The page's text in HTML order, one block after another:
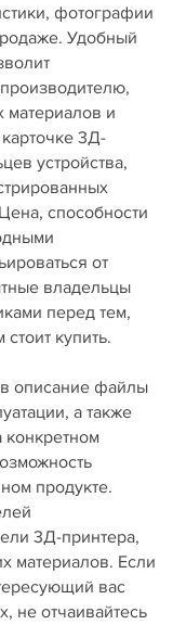
фотографии
Удобный
материалов и
3Д-
устройства,
способности
от
владельцы
перед тем,
купить.
описание файлы
а также
продукте.
3Д-принтера,
материалов. Если
вас
не отчаивайтесь